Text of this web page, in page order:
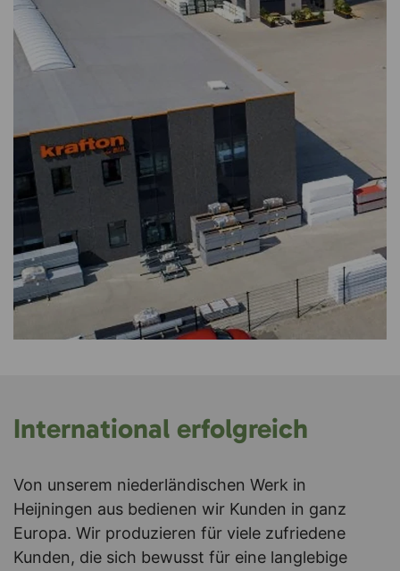
International erfolgreich
Von unserem niederländischen Werk in
Heijningen aus bedienen wir Kunden in ganz
Europa. Wir produzieren für viele zufriedene
Kunden, die sich bewusst für eine langlebige